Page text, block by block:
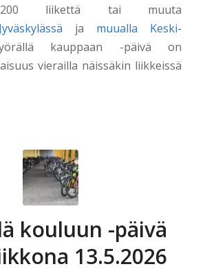
200 liikettä tai muuta
Jyväskylässä ja muualla Keski-
kauppaan -päivä on
vierailla näissäkin liikkeissä
kouluun -päivä
13.5.2026